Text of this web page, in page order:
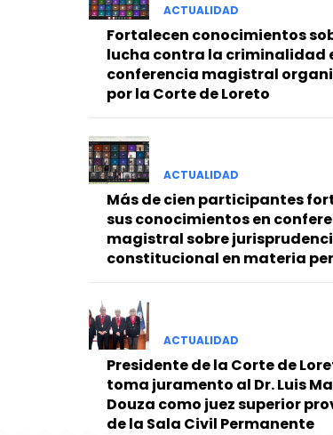
ACTUALIDAD
Fortalecen conocimientos
lucha contra la criminalidad
conferencia magistral
por la Corte de Loreto
ACTUALIDAD
Más de cien participantes
sus conocimientos en
magistral sobre
constitucional en materia
ACTUALIDAD
Presidente de la Corte de
toma juramento al Dr. Luis
Douza como juez superior
de la Sala Civil Permanente